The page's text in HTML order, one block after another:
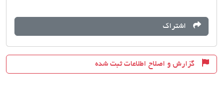
اشتراک
گزارش و اصلاح اطلاعات ثبت شده